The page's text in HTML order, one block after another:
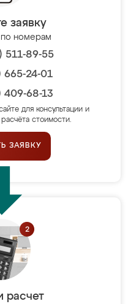
заявку
по номерам
511-89-55
665-24-01
409-68-13
для консультации и
стоимости.
ЗАЯВКУ
расчет